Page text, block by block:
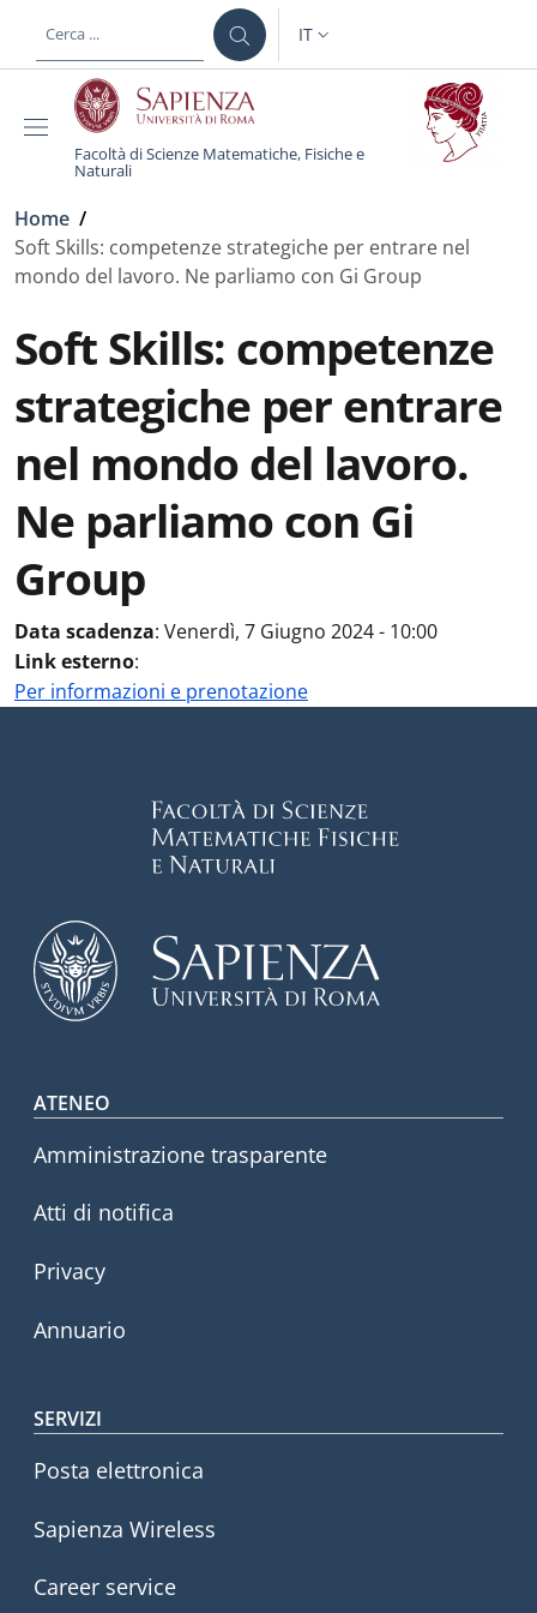
al contenuto principale
SELETTORE LINGUA:
IT
Facoltà di Scienze Matematiche, Fisiche e
Naturali
Briciole di pane
Home /
Soft Skills: competenze strategiche per entrare nel
mondo del lavoro. Ne parliamo con Gi Group
Soft Skills: competenze
strategiche per entrare
nel mondo del lavoro.
Ne parliamo con Gi
Group
Data scadenza: Venerdì, 7 Giugno 2024 - 10:00
Link esterno:
Per informazioni e prenotazione
Footer menu
ATENEO
Amministrazione trasparente
Atti di notifica
Privacy
Annuario
SERVIZI
Posta elettronica
Sapienza Wireless
Career service